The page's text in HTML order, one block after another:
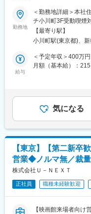
・店舗体験に関する
・本部企画を店舗体
・店舗別KPI管理
入社後しばらくは、
店でのシフト勤務を
■入社後の研修・サポ
入社後は、全社員を
す。
・会社設立の経緯・
・商品知識および組
・各部門責任者によ
・店舗見学・案内
・人事制度および社
・コンプライアンス
土日祝休み・住宅補
◇POINT：
◎チームで「アイデ
主軸のグッズ事業以
いる当社において、
業・監修担当など多
ェクトを作り上げて
じやすい環境です。
◎働きやすい環境！
完全週休2日制（土
切にできます。
◆仕事内容
Aniqueは、グッズ・
落CAFE」や「
トアの運営統括を担
て事業を牽引してい
勤務地
＜勤務地詳細＞本社
チ小川町3F受動喫煙
める事業所
【最寄り駅】
小川町駅(東京都)、
給与
＜予定年収＞400万
月額（基本給）：
賃金改定：有り（会
定する）■賞与：無
通じて上下する可能
表記です。
気になる
【東京】【第二新卒
営業◆ノルマ無／裁
株式会社Ｕ－ＮＥＸＴ
正社員 職種未経験歓迎
【映画館来場者向け